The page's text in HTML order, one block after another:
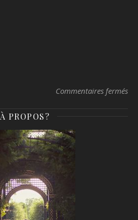
Commentaires fermés
À PROPOS?